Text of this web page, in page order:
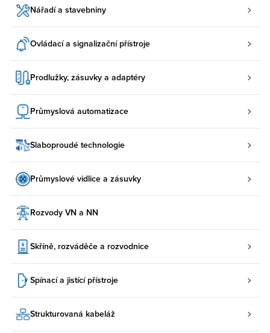
Nářadí a stavebniny
Ovládací a signalizační přístroje
Prodlužky, zásuvky a adaptéry
Průmyslová automatizace
Slaboproudé technologie
Průmyslové vidlice a zásuvky
Rozvody VN a NN
Skříně, rozváděče a rozvodnice
Spínací a jistící přístroje
Strukturovaná kabeláž